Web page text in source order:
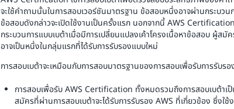
จะใช้คำถามนั้นในการสอบเวอร์ชันมาตรฐาน ข้อสอบหนึ่งอาจผ่านกระบวน
ข้อสอบดังกล่าวจะเปิดใช้งานเป็นครั้งแรก นอกจากนี้ AWS
กระบวนการแบบเบต้าเมื่อมีการเปลี่ยนแปลงเค้าโครงเนื้อหาข้อสอบ ผู้สมั
อาจเป็นหนึ่งในกลุ่มแรกที่ได้รับการรับรองแบบใหม่
การสอบเบต้าจะเหมือนกับการสอบมาตรฐานของการสอบเพื่อรับการรับร
การสอบเพื่อรับ AWS Certification ทั้งหมดรวมถึงการสอบเบต้าเ
สมัครที่ผ่านการสอบเบต้าจะได้รับการรับรอง AWS ที่เกี่ยวข้อง ซึ่งใช้